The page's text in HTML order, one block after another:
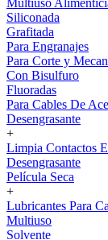
Multiuso
Siliconada
Grafitada
Para Engranajes
Para Corte y
Con Bisulfuro
Fluoradas
Para Cables De
Desengrasante
+
Limpia Contactos
Desengrasante
Película Seca
+
Lubricantes Para
Multiuso
Solvente